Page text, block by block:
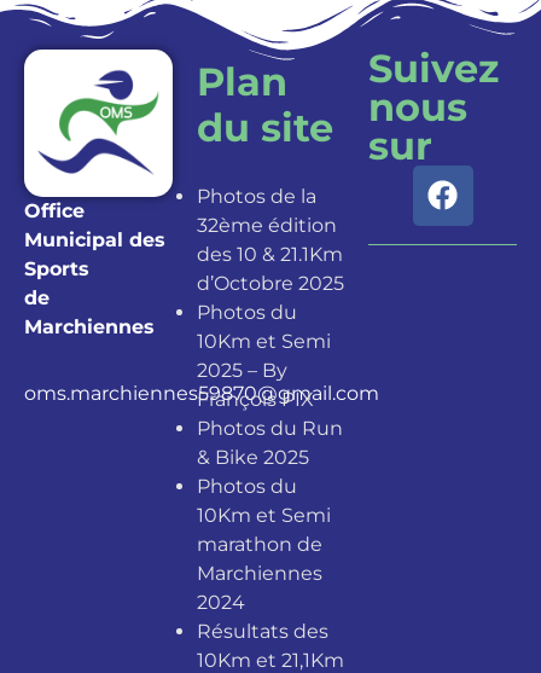
Office
Municipal des
Sports
de
Marchiennes
oms.marchiennes59870@gmail.com
Plan
du site
Photos de la
32ème édition
des 10 & 21.1Km
d’Octobre 2025
Photos du
10Km et Semi
2025 – By
François PIX
Photos du Run
& Bike 2025
Photos du
10Km et Semi
marathon de
Marchiennes
2024
Résultats des
10Km et 21,1Km
Suivez
nous
sur